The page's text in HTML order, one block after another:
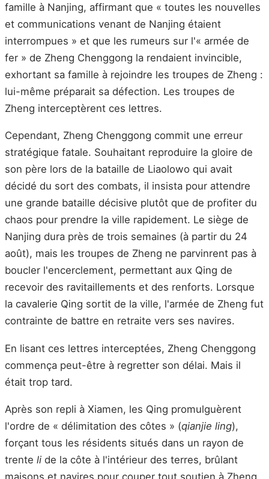
famille à Nanjing, affirmant que « toutes les nouvelles
et communications venant de Nanjing étaient
interrompues » et que les rumeurs sur l'« armée de
fer » de Zheng Chenggong la rendaient invincible,
exhortant sa famille à rejoindre les troupes de Zheng :
lui-même préparait sa défection. Les troupes de
Zheng interceptèrent ces lettres.
Cependant, Zheng Chenggong commit une erreur
stratégique fatale. Souhaitant reproduire la gloire de
son père lors de la bataille de Liaolowo qui avait
décidé du sort des combats, il insista pour attendre
une grande bataille décisive plutôt que de profiter du
chaos pour prendre la ville rapidement. Le siège de
Nanjing dura près de trois semaines (à partir du 24
août), mais les troupes de Zheng ne parvinrent pas à
boucler l'encerclement, permettant aux Qing de
recevoir des ravitaillements et des renforts. Lorsque
la cavalerie Qing sortit de la ville, l'armée de Zheng fut
contrainte de battre en retraite vers ses navires.
En lisant ces lettres interceptées, Zheng Chenggong
commença peut-être à regretter son délai. Mais il
était trop tard.
Après son repli à Xiamen, les Qing promulguèrent
l'ordre de « délimitation des côtes » (qianjie ling),
forçant tous les résidents situés dans un rayon de
trente li de la côte à l'intérieur des terres, brûlant